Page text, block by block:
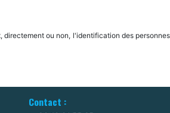
ou non, l'identification des
Contact :